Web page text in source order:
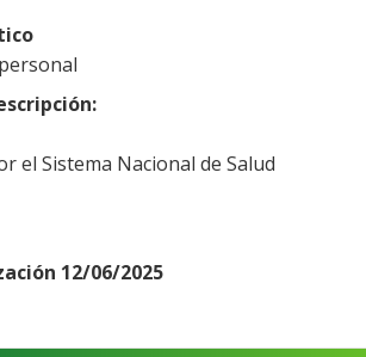
el Sistema Nacional de Salud
12/06/2025